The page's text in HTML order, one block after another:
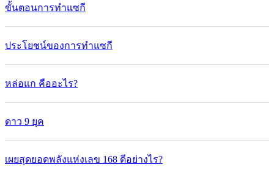
ขั้นตอนการทำแซกี
ประโยชน์ของการทำแซกี
หล่อแก คืออะไร?
ดาว 9 ยุค
เผยสุดยอดพลังแห่งเลข 168 ดีอย่างไร?